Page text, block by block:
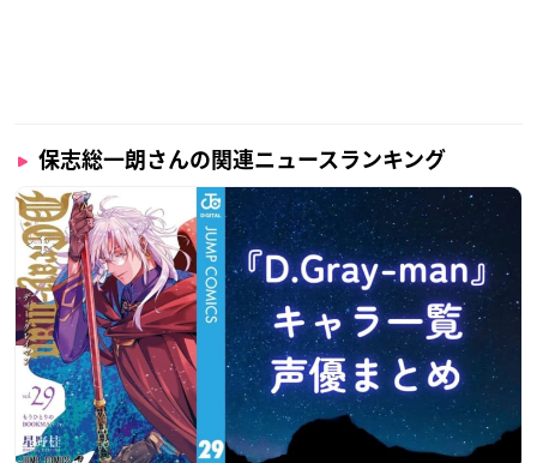
保志総一朗さんの関連ニュースランキング